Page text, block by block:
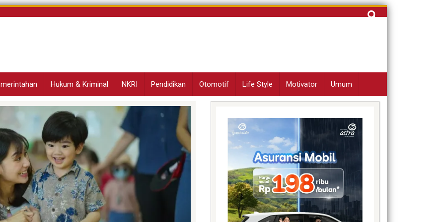
Cari
Hukum & Kriminal NKRI Pendidikan Otomotif Life Style Motivator Umum